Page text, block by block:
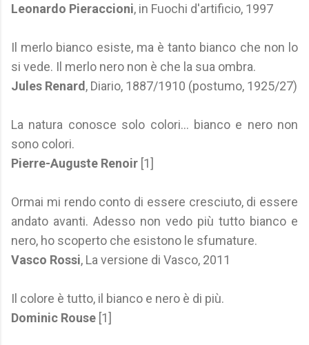
Leonardo Pieraccioni, in Fuochi d'artificio, 1997
Il merlo bianco esiste, ma è tanto bianco che non lo
si vede. Il merlo nero non è che la sua ombra.
Jules Renard , Diario, 1887/1910 (postumo, 1925/27)
La natura conosce solo colori... bianco e nero non
sono colori.
Pierre-Auguste Renoir [1]
Ormai mi rendo conto di essere cresciuto, di essere
andato avanti. Adesso non vedo più tutto bianco e
nero, ho scoperto che esistono le sfumature.
Vasco Rossi, La versione di Vasco, 2011
Il colore è tutto, il bianco e nero è di più.
Dominic Rouse [1]